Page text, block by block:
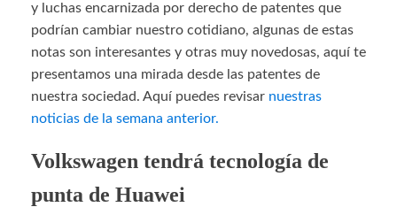
y luchas encarnizada por derecho de patentes que
podrían cambiar nuestro cotidiano, algunas de estas
notas son interesantes y otras muy novedosas, aquí te
presentamos una mirada desde las patentes de
nuestra sociedad. Aquí puedes revisar nuestras
noticias de la semana anterior.
Volkswagen tendrá tecnología de
punta de Huawei